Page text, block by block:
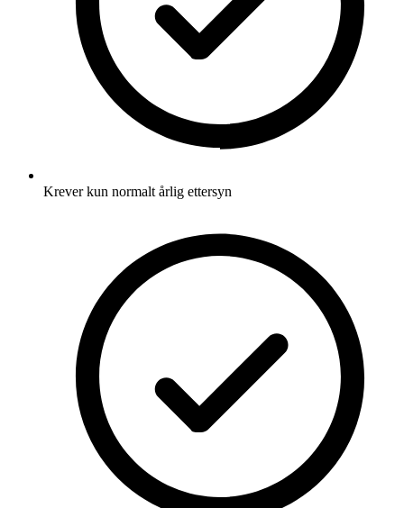
Krever kun normalt årlig ettersyn